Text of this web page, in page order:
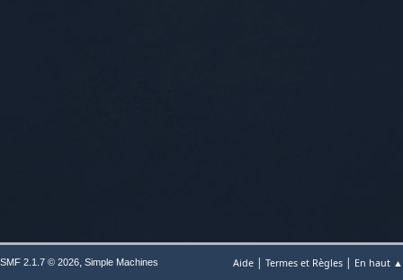
Aide | Termes et Règles | En haut ▲
SMF 2.1.7 © 2026, Simple Machines